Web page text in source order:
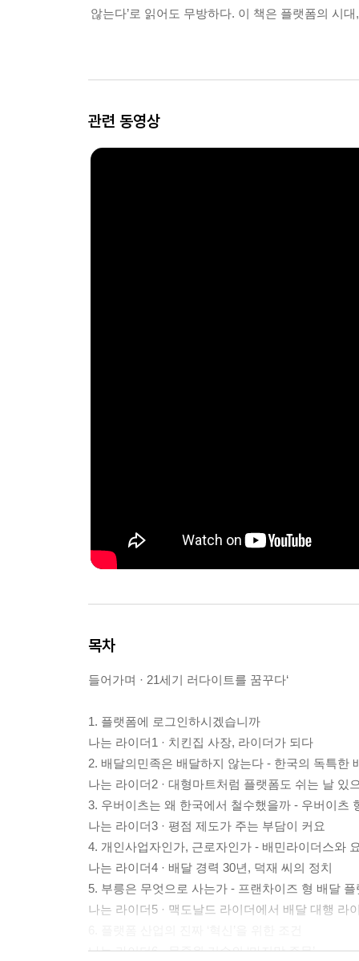
않는다’로 읽어도 무방하다. 이 책은 플랫폼의 시대
관련 동영상
목차
들어가며 · 21세기 러다이트를 꿈꾸다‘
1. 플랫폼에 로그인하시겠습니까
나는 라이더1 · 치킨집 사장, 라이더가 되다
2. 배달의민족은 배달하지 않는다 - 한국의 독특한
나는 라이더2 · 대형마트처럼 플랫폼도 쉬는 날 있
3. 우버이츠는 왜 한국에서 철수했을까 - 우버이츠
나는 라이더3 · 평점 제도가 주는 부담이 커요
4. 개인사업자인가, 근로자인가 - 배민라이더스와
나는 라이더4 · 배달 경력 30년, 덕재 씨의 정치
5. 부릉은 무엇으로 사는가 - 프랜차이즈 형 배달
나는 라이더5 · 맥도날드 라이더에서 배달 대행 라
나는 라이더6 · 문중원 기수의 ‘마지막 주문’